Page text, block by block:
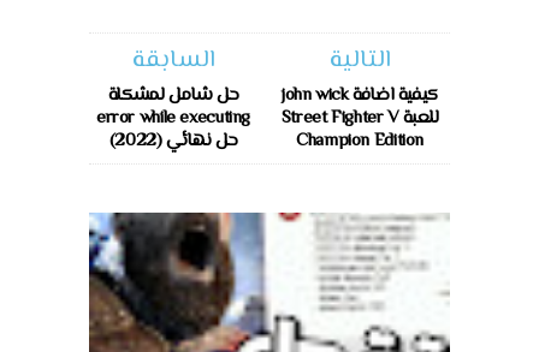
التالية
كيفية اضافة john wick
للعبة Street Fighter V
Champion Edition
السابقة
حل شامل لمشكلة
error while executing
حل نهائي (2022)